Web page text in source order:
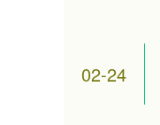
02-24